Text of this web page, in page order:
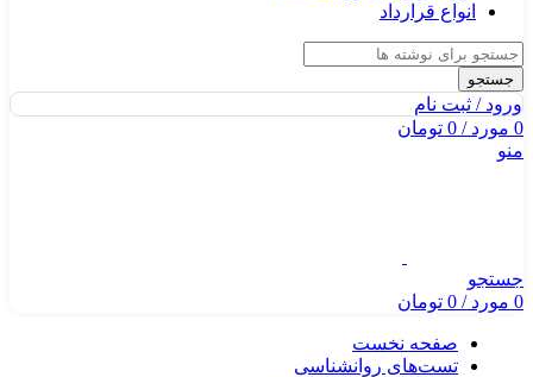
انواع قرارداد
جستجو
ورود / ثبت نام
0 مورد/
0 تومان
منو
جستجو
0 مورد/
0 تومان
صفحه نخست
تست‌های روانشناسی